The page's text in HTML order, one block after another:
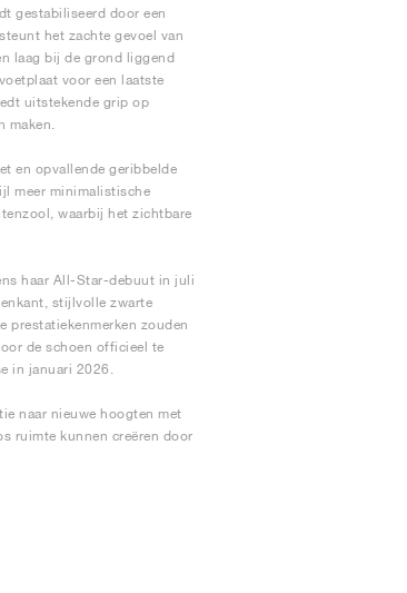
gestabiliseerd door een
het zachte gevoel van
laag bij de grond liggend
voor een laatste
uitstekende grip op
en opvallende geribbelde
meer minimalistische
waarbij het zichtbare
haar All-Star-debuut in juli
stijlvolle zwarte
prestatiekenmerken zouden
de schoen officieel te
in januari 2026.
naar nieuwe hoogten met
ruimte kunnen creëren door